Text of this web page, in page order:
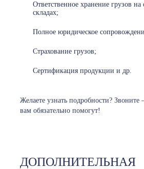
Ответственное хранение грузов на
складах;
Полное юридическое
Страхование грузов;
Сертификация продукции и др.
Желаете узнать подробности?
вам обязательно помогут!
ДОПОЛНИТЕЛЬНАЯ